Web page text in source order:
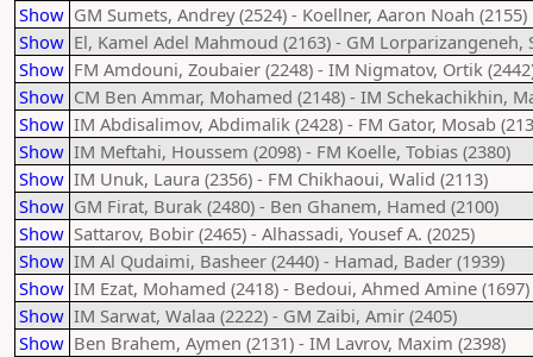
Show GM Sumets, Andrey (2524) - Koellner, Aaron Noah (2155)
Show El, Kamel Adel Mahmoud (2163) - GM Lorparizangeneh,
Show FM Amdouni, Zoubaier (2248) - IM Nigmatov, Ortik
Show CM Ben Ammar, Mohamed (2148) - IM Schekachikhin,
Show IM Abdisalimov, Abdimalik (2428) - FM Gator, Mosab
Show IM Meftahi, Houssem (2098) - FM Koelle, Tobias (2380)
Show IM Unuk, Laura (2356) - FM Chikhaoui, Walid (2113)
Show GM Firat, Burak (2480) - Ben Ghanem, Hamed (2100)
Show Sattarov, Bobir (2465) - Alhassadi, Yousef A. (2025)
Show IM Al Qudaimi, Basheer (2440) - Hamad, Bader (1939)
Show IM Ezat, Mohamed (2418) - Bedoui, Ahmed Amine (1697)
Show IM Sarwat, Walaa (2222) - GM Zaibi, Amir (2405)
Show Ben Brahem, Aymen (2131) - IM Lavrov, Maxim (2398)